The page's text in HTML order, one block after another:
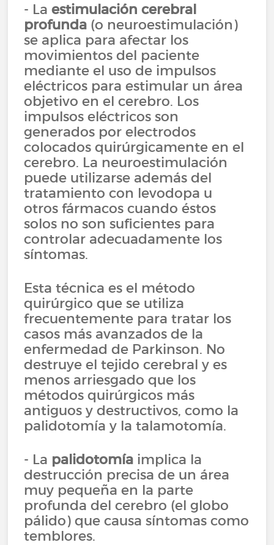
- Laestimulación cerebral
profunda (o neuroestimulación)
se aplica para afectar los
movimientos del paciente
mediante el uso de impulsos
eléctricos para estimular un área
objetivo en el cerebro. Los
impulsos eléctricos son
generados por electrodos
colocados quirúrgicamente en el
cerebro. La neuroestimulación
puede utilizarse además del
tratamiento con levodopa u
otros fármacos cuando éstos
solos no son suficientes para
controlar adecuadamente los
síntomas.
Esta técnica es el método
quirúrgico que se utiliza
frecuentemente para tratar los
casos más avanzados de la
enfermedad de Parkinson. No
destruye el tejido cerebral y es
menos arriesgado que los
métodos quirúrgicos más
antiguos y destructivos, como la
palidotomía y la talamotomía.
- La palidotomía implica la
destrucción precisa de un área
muy pequeña en la parte
profunda del cerebro (el globo
pálido) que causa síntomas como
temblores.